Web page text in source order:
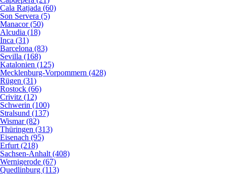
Cala Ratjada (60)
Son Servera (5)
Manacor (50)
Alcudia (18)
Inca (31)
Barcelona (83)
Sevilla (168)
Katalonien (125)
Mecklenburg-Vorpommern (428)
Rügen (31)
Rostock (66)
Crivitz (12)
Schwerin (100)
Stralsund (137)
Wismar (82)
Thüringen (313)
Eisenach (95)
Erfurt (218)
Sachsen-Anhalt (408)
Wernigerode (67)
Quedlinburg (113)